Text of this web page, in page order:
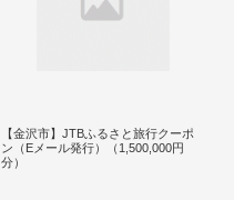
【金沢市】JTBふるさと旅行クーポ
ン（Eメール発行）（1,500,000円
分）